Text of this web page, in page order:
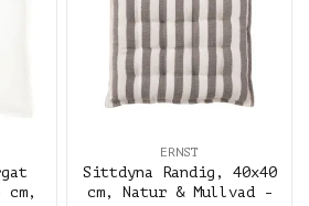
cm,
ERNST
Sittdyna Randig, 40x40
cm, Natur & Mullvad -